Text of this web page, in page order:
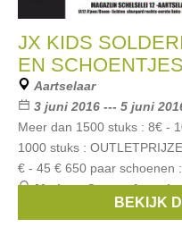
JX KIDS
EN
Aartselaar
3 juni 2016 --- 5 juni
Meer dan 1500 stuks : 8€ -
1000 stuks :
€ - 45 € 650 paar schoenen
Merken:Scapa,Anne
BEKIJK